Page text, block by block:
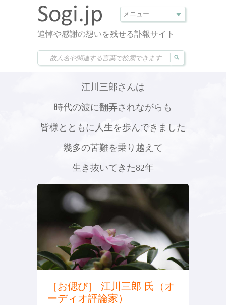
追悼や感謝の想いを残せる訃報サイト
江川三郎さんは
時代の波に翻弄されながらも
皆様とともに人生を歩んできました
幾多の苦難を乗り越えて
生き抜いてきた82年
［お偲び］ 江川三郎 氏（オ
ーディオ評論家）